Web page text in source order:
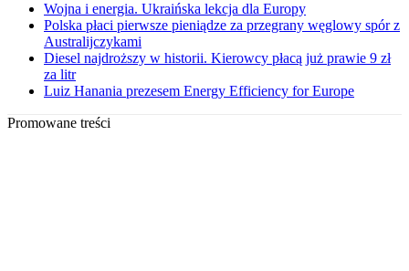
Wojna i energia. Ukraińska lekcja dla Europy
Polska płaci pierwsze pieniądze za przegrany węglowy spór z
Australijczykami
Diesel najdroższy w historii. Kierowcy płacą już prawie 9 zł
za litr
Luiz Hanania prezesem Energy Efficiency for Europe
Promowane treści